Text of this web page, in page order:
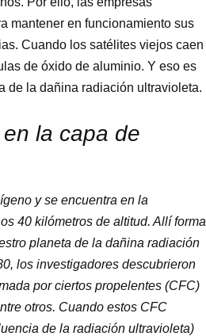
mantener en funcionamiento sus
Cuando los satélites viejos caen
de óxido de aluminio. Y eso es
de la dañina radiación ultravioleta.
la capa de
y se encuentra en la
40 kilómetros de altitud. Allí forma
planeta de la dañina radiación
los investigadores descubrieron
por ciertos propelentes (CFC)
otros. Cuando estos CFC
de la radiación ultravioleta)